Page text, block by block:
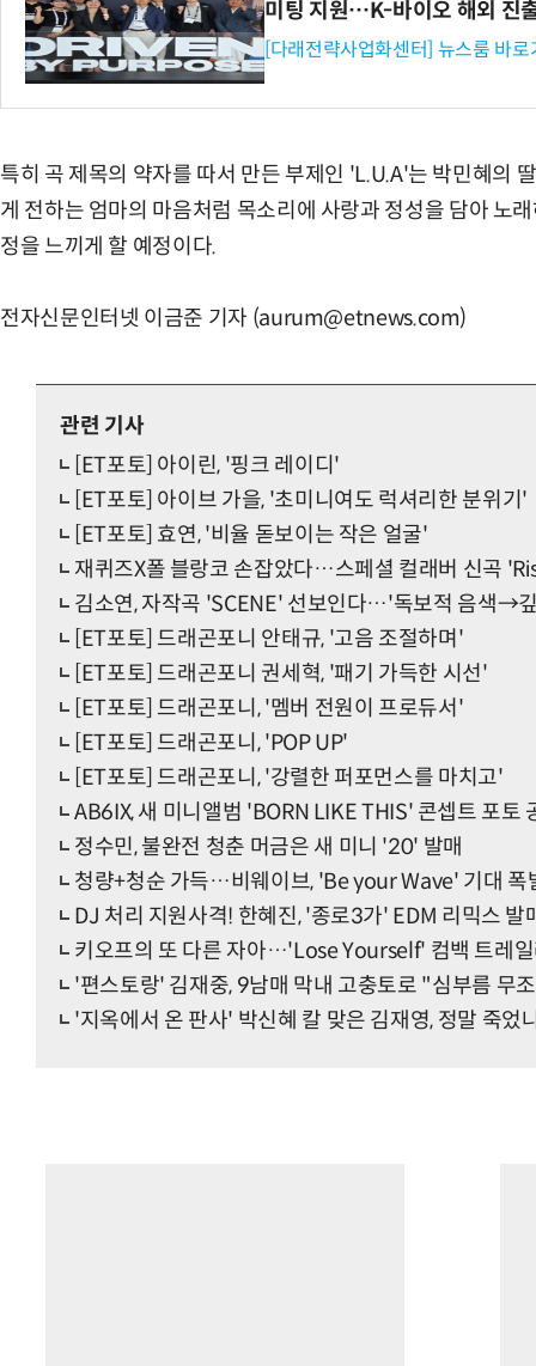
미팅 지원…K-바이오 해외 진
[다래전략사업화센터] 뉴스룸 바로
특히 곡 제목의 약자를 따서 만든 부제인 'L.U.A'는 박민혜의
게 전하는 엄마의 마음처럼 목소리에 사랑과 정성을 담아 노
정을 느끼게 할 예정이다.
전자신문인터넷 이금준 기자 (aurum@etnews.com)
관련 기사
[ET포토] 아이린, '핑크 레이디'
[ET포토] 아이브 가을, '초미니여도 럭셔리한 분위기'
[ET포토] 효연, '비율 돋보이는 작은 얼굴'
재퀴즈X폴 블랑코 손잡았다…스페셜 컬래버 신곡
김소연, 자작곡 'SCENE' 선보인다…'독보적 음색→
[ET포토] 드래곤포니 안태규, '고음 조절하며'
[ET포토] 드래곤포니 권세혁, '패기 가득한 시선'
[ET포토] 드래곤포니, '멤버 전원이 프로듀서'
[ET포토] 드래곤포니, 'POP UP'
[ET포토] 드래곤포니, '강렬한 퍼포먼스를 마치고'
AB6IX, 새 미니앨범 'BORN LIKE THIS' 콘셉트 포
정수민, 불완전 청춘 머금은 새 미니 '20' 발매
청량+청순 가득…비웨이브, 'Be your Wave' 기대 폭
DJ 처리 지원사격! 한혜진, '종로3가' EDM 리믹스 발
키오프의 또 다른 자아…'Lose Yourself' 컴백 트레
'편스토랑' 김재중, 9남매 막내 고충토로 "심부름 무
'지옥에서 온 판사' 박신혜 칼 맞은 김재영, 정말 죽었